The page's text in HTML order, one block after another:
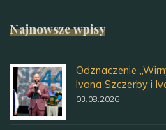
Najnowsze wpisy
Odznaczenie
Ivana Szczerby i
03.08.2026